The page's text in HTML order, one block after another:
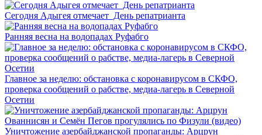
Сегодня Адыгея отмечает День репатрианта
Ранняя весна на водопадах Руфабго
Главное за неделю: обстановка с коронавирусом в СКФО,
проверка сообщений о рабстве, медиа-лагерь в Северной
Осетии
Уничтожение азербайджанской пропаганды: Арцрун